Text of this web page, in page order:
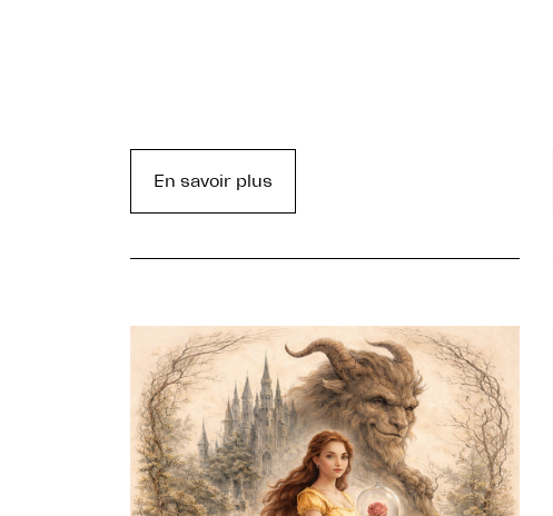
En savoir plus